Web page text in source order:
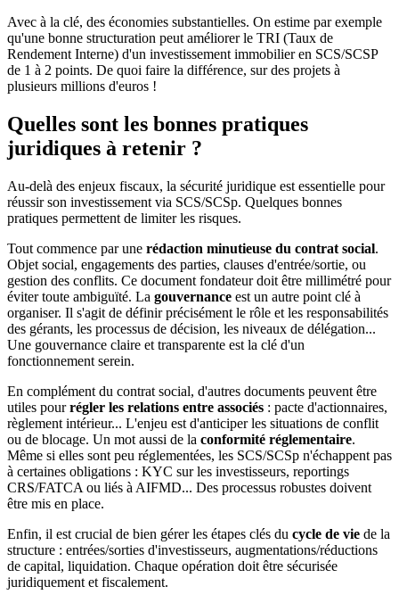
Avec à la clé, des économies substantielles. On estime par exemple
qu'une bonne structuration peut améliorer le TRI (Taux de
Rendement Interne) d'un investissement immobilier en SCS/SCSP
de 1 à 2 points. De quoi faire la différence, sur des projets à
plusieurs millions d'euros !
Quelles sont les bonnes pratiques
juridiques à retenir ?
Au-delà des enjeux fiscaux, la sécurité juridique est essentielle pour
réussir son investissement via SCS/SCSp. Quelques bonnes
pratiques permettent de limiter les risques.
Tout commence par une rédaction minutieuse du contrat social.
Objet social, engagements des parties, clauses d'entrée/sortie, ou
gestion des conflits. Ce document fondateur doit être millimétré pour
éviter toute ambiguïté. La gouvernance est un autre point clé à
organiser. Il s'agit de définir précisément le rôle et les responsabilités
des gérants, les processus de décision, les niveaux de délégation...
Une gouvernance claire et transparente est la clé d'un
fonctionnement serein.
En complément du contrat social, d'autres documents peuvent être
utiles pourrégler les relations entre associés : pacte d'actionnaires,
règlement intérieur... L'enjeu est d'anticiper les situations de conflit
ou de blocage. Un mot aussi de la conformité réglementaire.
Même si elles sont peu réglementées, les SCS/SCSp n'échappent pas
à certaines obligations : KYC sur les investisseurs, reportings
CRS/FATCA ou liés à AIFMD... Des processus robustes doivent
être mis en place.
Enfin, il est crucial de bien gérer les étapes clés du cycle de vie de la
structure : entrées/sorties d'investisseurs, augmentations/réductions
de capital, liquidation. Chaque opération doit être sécurisée
juridiquement et fiscalement.